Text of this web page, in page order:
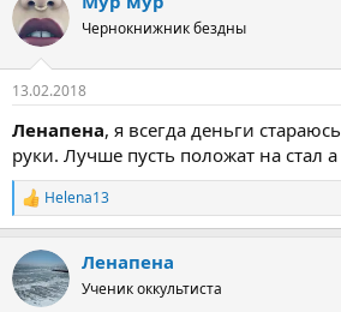
Чернокнижник бездны
13.02.2018
Ленапена, я всегда деньги
руки. Лучше пусть положат на стал
Р
е
к
ц
и
Helena13
Ленапена
Ученик оккультиста